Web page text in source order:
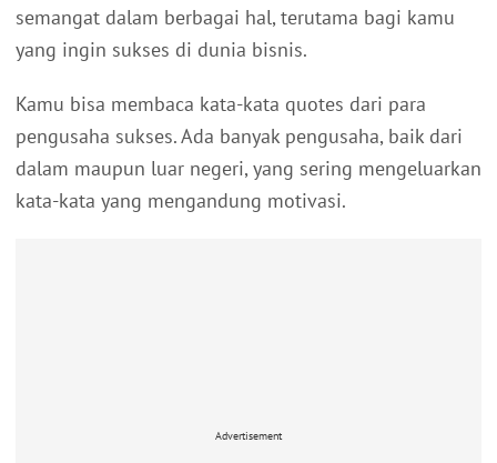
semangat dalam berbagai hal, terutama bagi kamu
yang ingin sukses di dunia bisnis.
Kamu bisa membaca kata-kata quotes dari para
pengusaha sukses. Ada banyak pengusaha, baik dari
dalam maupun luar negeri, yang sering mengeluarkan
kata-kata yang mengandung motivasi.
Advertisement